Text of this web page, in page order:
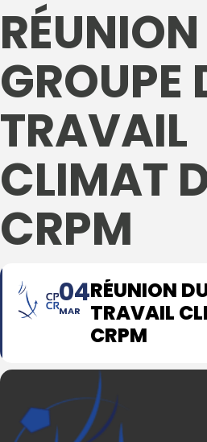
JUILLET 24,
GROUPE
TRAVAIL
CLIMAT
CRPM
04
MAR
RÉUNION
TRAVAIL
CRPM